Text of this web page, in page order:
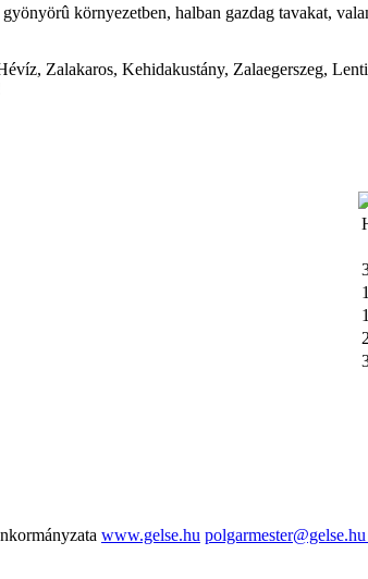
gyönyörû környezetben, halban gazdag tavakat,
Zalakaros, Kehidakustány, Zalaegerszeg,
www.gelse.hu polgarmester@gelse.hu